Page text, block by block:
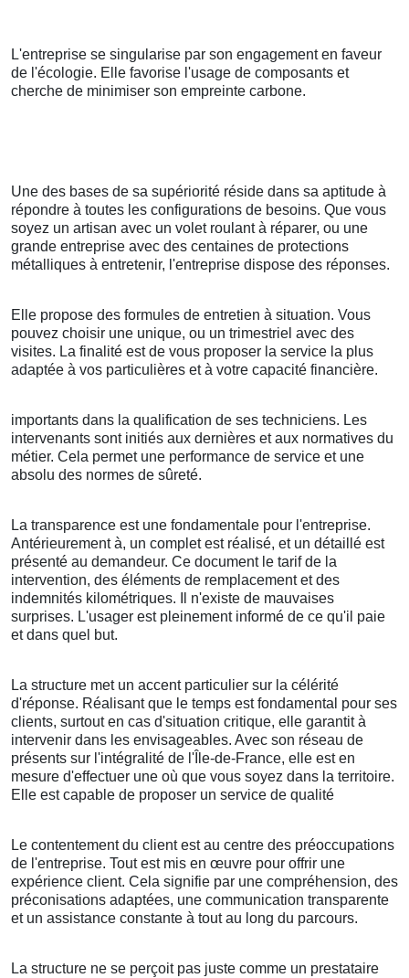
L'entreprise se singularise par son engagement en faveur
de l'écologie. Elle favorise l'usage de composants et
cherche de minimiser son empreinte carbone.
Une des bases de sa supériorité réside dans sa aptitude à
répondre à toutes les configurations de besoins. Que vous
soyez un artisan avec un volet roulant à réparer, ou une
grande entreprise avec des centaines de protections
métalliques à entretenir, l'entreprise dispose des réponses.
Elle propose des formules de entretien à situation. Vous
pouvez choisir une unique, ou un trimestriel avec des
visites. La finalité est de vous proposer la service la plus
adaptée à vos particulières et à votre capacité financière.
importants dans la qualification de ses techniciens. Les
intervenants sont initiés aux dernières et aux normatives du
métier. Cela permet une performance de service et une
absolu des normes de sûreté.
La transparence est une fondamentale pour l'entreprise.
Antérieurement à, un complet est réalisé, et un détaillé est
présenté au demandeur. Ce document le tarif de la
intervention, des éléments de remplacement et des
indemnités kilométriques. Il n'existe de mauvaises
surprises. L'usager est pleinement informé de ce qu'il paie
et dans quel but.
La structure met un accent particulier sur la célérité
d'réponse. Réalisant que le temps est fondamental pour ses
clients, surtout en cas d'situation critique, elle garantit à
intervenir dans les envisageables. Avec son réseau de
présents sur l'intégralité de l'Île-de-France, elle est en
mesure d'effectuer une où que vous soyez dans la territoire.
Elle est capable de proposer un service de qualité
Le contentement du client est au centre des préoccupations
de l'entreprise. Tout est mis en œuvre pour offrir une
expérience client. Cela signifie par une compréhension, des
préconisations adaptées, une communication transparente
et un assistance constante à tout au long du parcours.
La structure ne se perçoit pas juste comme un prestataire